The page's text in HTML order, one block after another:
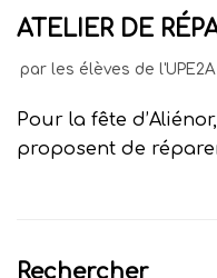
ATELIER DE
par les élèves de l'UPE2A
Pour la fête
proposent de
Rechercher